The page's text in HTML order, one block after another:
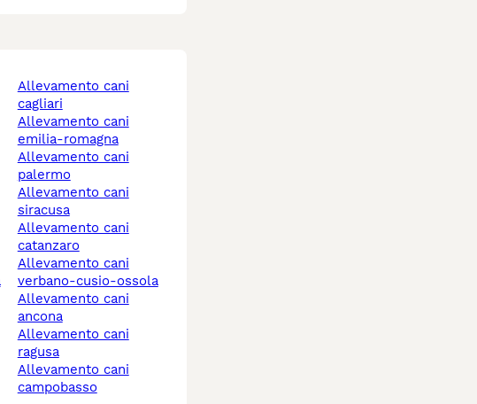
allevamento cani
cagliari
allevamento cani
emilia-romagna
allevamento cani
palermo
allevamento cani
siracusa
allevamento cani
catanzaro
allevamento cani
verbano-cusio-ossola
allevamento cani
ancona
allevamento cani
ragusa
allevamento cani
campobasso